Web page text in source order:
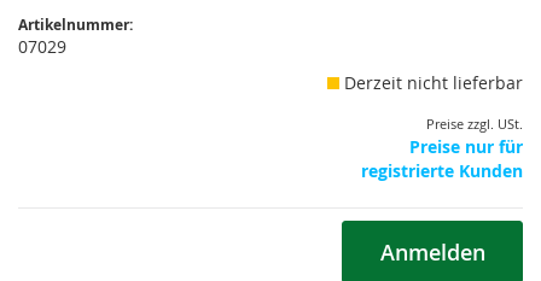
Artikelnummer:
07029
Derzeit nicht lieferbar
Preise zzgl. USt.
Preise nur für
registrierte Kunden
Anmelden